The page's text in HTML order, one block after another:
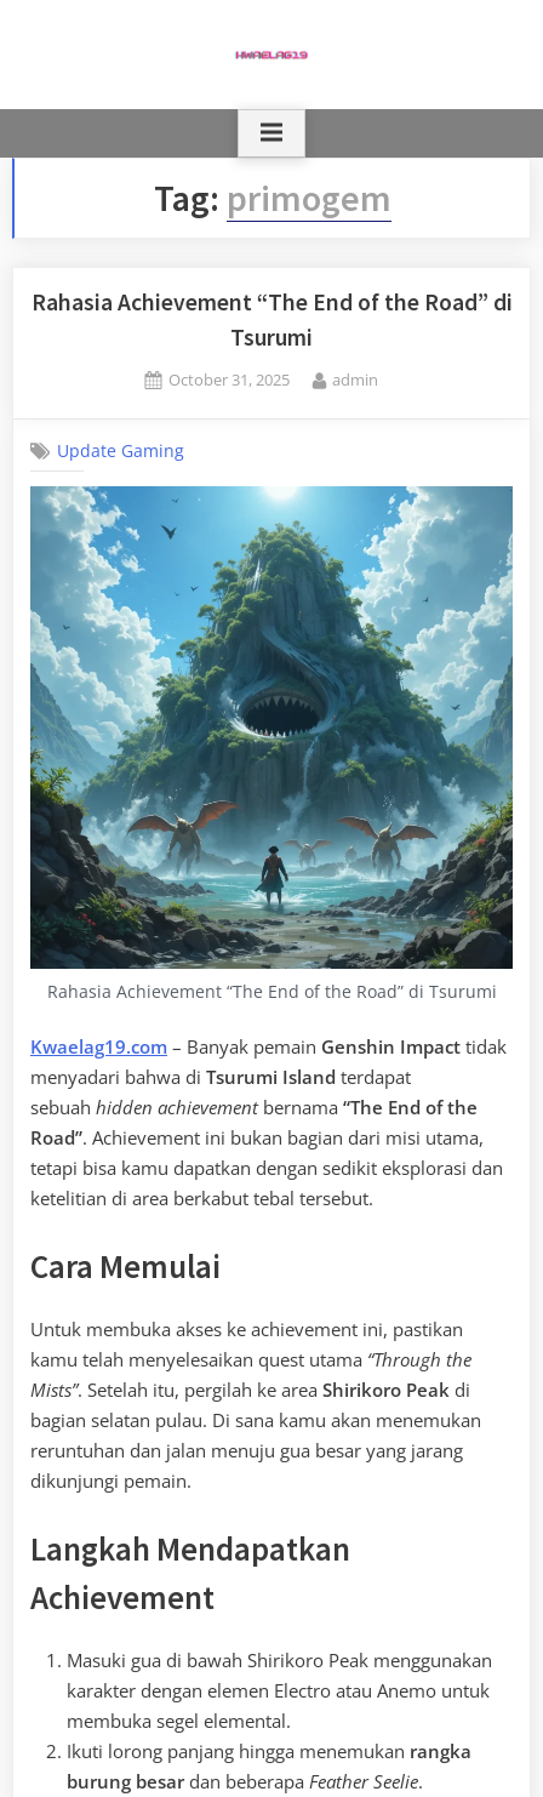
Tag: primogem
Rahasia Achievement “The End of the Road” di
Tsurumi
Posted
October 31, 2025 By
admin
Update Gaming
Rahasia Achievement “The End of the Road” di Tsurumi
Kwaelag19.com – Banyak pemain Genshin Impact tidak
menyadari bahwa di Tsurumi Island terdapat
sebuah hidden achievementbernama “The End of the
Road”. Achievement ini bukan bagian dari misi utama,
tetapi bisa kamu dapatkan dengan sedikit eksplorasi dan
ketelitian di area berkabut tebal tersebut.
Cara Memulai
Untuk membuka akses ke achievement ini, pastikan
kamu telah menyelesaikan quest utama “Through the
Mists”. Setelah itu, pergilah ke area Shirikoro Peak di
bagian selatan pulau. Di sana kamu akan menemukan
reruntuhan dan jalan menuju gua besar yang jarang
dikunjungi pemain.
Langkah Mendapatkan
Achievement
Masuki gua di bawah Shirikoro Peak menggunakan
karakter dengan elemen Electro atau Anemo untuk
membuka segel elemental.
Ikuti lorong panjang hingga menemukan rangka
burung besardan beberapa Feather Seelie.